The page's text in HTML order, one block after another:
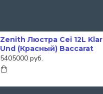
Zenith Люстра Cei 12L Klar
Und (Красный) Baccarat
5405000 руб.